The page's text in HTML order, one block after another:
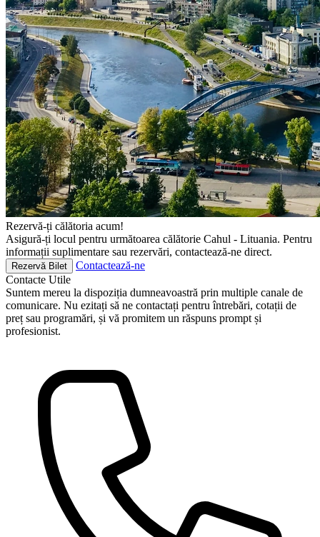
Rezervă-ți călătoria acum!
Asigură-ți locul pentru următoarea călătorie Cahul - Lituania. Pentru
informații suplimentare sau rezervări, contactează-ne direct.
Rezervă Bilet
Contactează-ne
Contacte Utile
Suntem mereu la dispoziția dumneavoastră prin multiple canale de
comunicare. Nu ezitați să ne contactați pentru întrebări, cotații de
preț sau programări, și vă promitem un răspuns prompt și
profesionist.